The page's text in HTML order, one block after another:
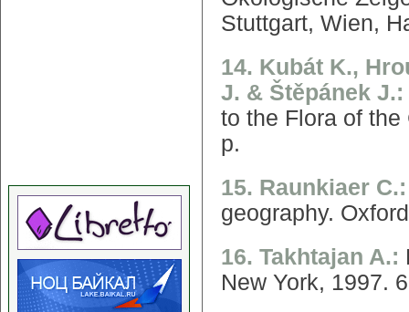
Stuttgart, Wien,
14. Kubát K.,
J. & Štěpánek J.:
to the Flora of
p.
15. Raunkiaer
geography.
16. Takhtajan A.:
New York, 1997.